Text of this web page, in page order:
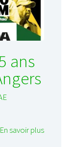
ans
En savoir plus